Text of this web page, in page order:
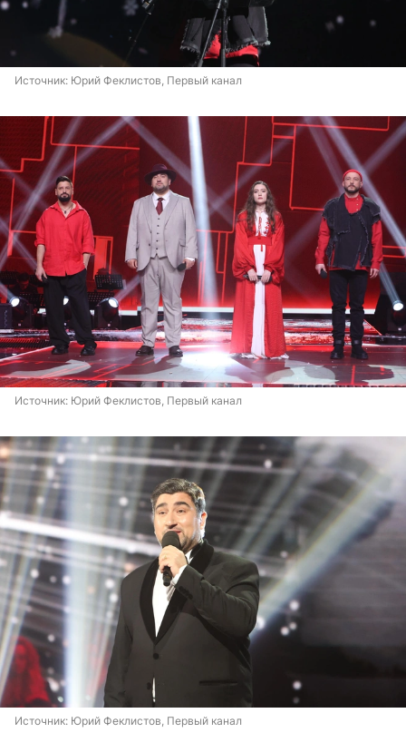
Источник: Юрий Феклистов, Первый канал
Источник: Юрий Феклистов, Первый канал
Источник: Юрий Феклистов, Первый канал